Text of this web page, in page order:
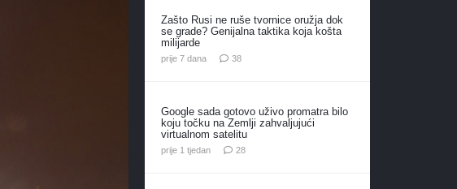
Zašto Rusi ne ruše tvornice oružja dok
se grade? Genijalna taktika koja košta
milijarde
prije 7 dana 38komentara
Google sada gotovo uživo promatra bilo
koju točku na Zemlji zahvaljujući
virtualnom satelitu
prije 1 tjedan 28komentara